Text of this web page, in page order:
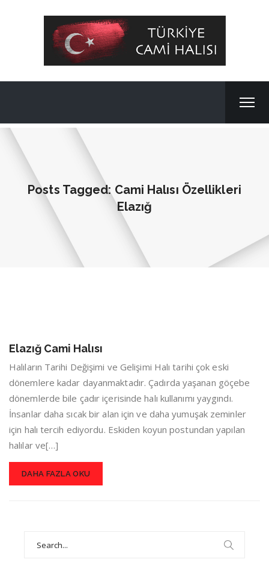
Posts Tagged: Cami Halısı Özellikleri
Elazığ
Elazığ Cami Halısı
Halıların Tarihi Değişimi ve Gelişimi Halı tarihi çok eski
dönemlere kadar dayanmaktadır. Çadırda yaşanan göçebe
dönemlerde bile çadır içerisinde halı kullanımı yaygındı.
İnsanlar daha sıcak bir alan için ve daha yumuşak zeminler
için halı tercih ediyordu. Eskiden koyun postundan yapılan
halılar ve[…]
DAHA FAZLA OKU